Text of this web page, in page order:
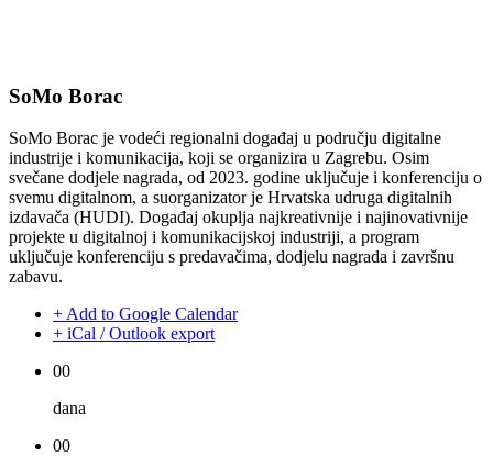
SoMo Borac
SoMo Borac je vodeći regionalni događaj u području digitalne
industrije i komunikacija, koji se organizira u Zagrebu. Osim
svečane dodjele nagrada, od 2023. godine uključuje i konferenciju o
svemu digitalnom, a suorganizator je Hrvatska udruga digitalnih
izdavača (HUDI). Događaj okuplja najkreativnije i najinovativnije
projekte u digitalnoj i komunikacijskoj industriji, a program
uključuje konferenciju s predavačima, dodjelu nagrada i završnu
zabavu.
+ Add to Google Calendar
+ iCal / Outlook export
00
dana
00